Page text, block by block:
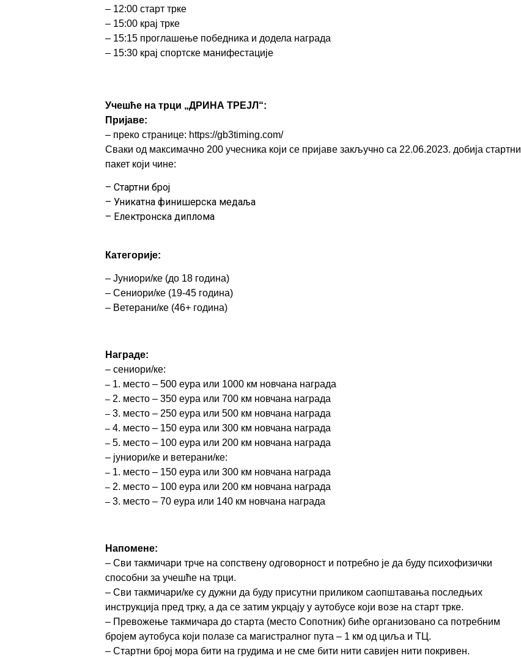
– 12:00 старт трке
– 15:00 крај трке
– 15:15 проглашење победника и додела награда
– 15:30 крај спортске манифестације
Учешће на трци „ДРИНА ТРЕЈЛ “:
Пријаве:
– преко странице: https://gb3timing.com/
Сваки од максимачно 200 учесника који се пријаве закључно са 22.06.2023. добија стартни
пакет који чине:
– Стартни број
– Уникатна финишерска медаља
– Електронска диплома
Категорије:
– Јуниори/ке (до 18 година)
– Сениори/ке (19-45 година)
– Ветерани/ке (46+ година)
Награде:
– сениори/ке:
– 1. место – 500 еура или 1000 км новчана награда
– 2. место – 350 еура или 700 км новчана награда
– 3. место – 250 еура или 500 км новчана награда
– 4. место – 150 еура или 300 км новчана награда
– 5. место – 100 еура или 200 км новчана награда
– јуниори/ке и ветерани/ке:
– 1. место – 150 еура или 300 км новчана награда
– 2. место – 100 еура или 200 км новчана награда
– 3. место – 70 еура или 140 км новчана награда
Напомене:
– Сви такмичари трче на сопствену одговорност и потребно је да буду психофизички
способни за учешће на трци.
– Сви такмичари/ке су дужни да буду присутни приликом саопштавања последњих
инструкција пред трку, а да се затим укрцају у аутобусе који возе на старт трке.
– Превожење такмичара до старта (место Сопотник) биће организовано са потребним
бројем аутобуса који полазе са магистралног пута – 1 км од циља и ТЦ.
– Стартни број мора бити на грудима и не сме бити нити савијен нити покривен.